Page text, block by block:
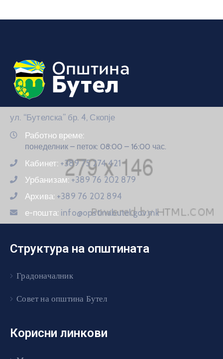
ул. “Бутелска” бр. 4, Скопје
Работно време:
понеделник – петок: 08:00 – 16:00 час.
Кабинет: +389 75 274 421
Урбанизам: +389 76 202 879
Архива: +389 76 202 894
е-пошта: info@opstinabutel.gov.mk
Структура на општината
Градоначалник
Совет на општина Бутел
Корисни линкови